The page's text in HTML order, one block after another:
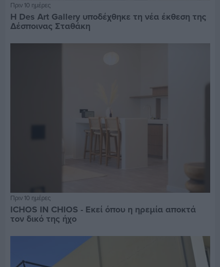
Πριν 10 ημέρες
Η Des Art Gallery υποδέχθηκε τη νέα έκθεση της
Δέσποινας Σταθάκη
Πριν 10 ημέρες
ICHOS IN CHIOS - Εκεί όπου η ηρεμία αποκτά
τον δικό της ήχο